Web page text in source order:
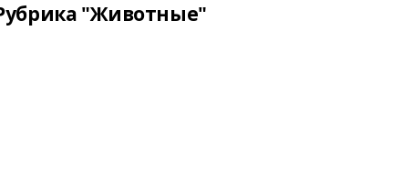
"Животные"